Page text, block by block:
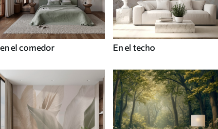
en el comedor En el techo